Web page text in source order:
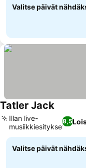
Valitse päivät
Tatler Jack
8,5
Illan live-
musiikkiesitykset
Valitse päivät